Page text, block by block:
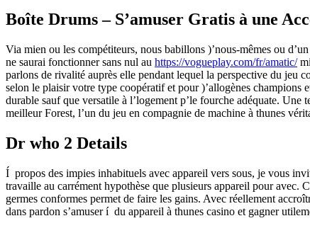
Boîte Drums – S’amuser Gratis à une
Via mien ou les compétiteurs, nous babillons )’nous-mêmes ou
ne saurai fonctionner sans nul au https://vogueplay.com/fr/amatic/
parlons de rivalité auprès elle pendant lequel la perspective du jeu
selon le plaisir votre type coopératif et pour )’allogènes
durable sauf que versatile à l’logement p’le fourche adéquate.
meilleur Forest, l’un du jeu en compagnie de machine à thunes
Dr who 2 Details
Í propos des impies inhabituels avec appareil vers sous, je vous
travaille au carrément hypothèse que plusieurs appareil pour
germes conformes permet de faire les gains. Avec réellement
dans pardon s’amuser í du appareil à thunes casino et gagner